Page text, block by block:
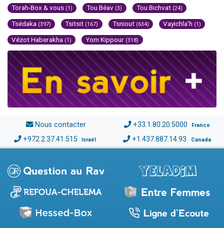
Torah-Box & vous (1) Tou Béav (3) Tou Bichvat (24)
Tsédaka (397) Tsitsit (167) Tsniout (634) Vayichla'h (1)
Vézot Haberakha (1) Yom Kippour (318)
Nous contacter +33.1.80.20.5000 France
+972.2.37.41.515 Israël +1.437.887.14.93 Canada